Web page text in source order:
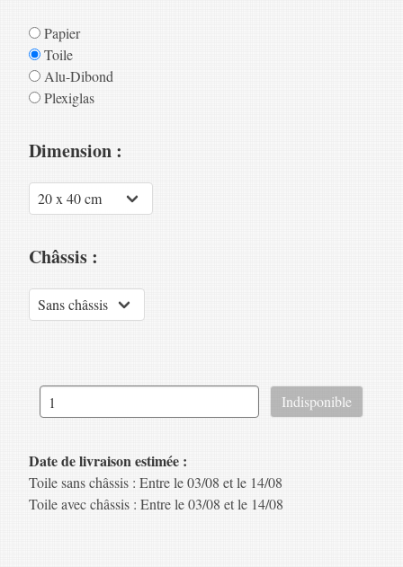
Papier
Toile
Alu-Dibond
Plexiglas
Dimension :
Châssis :
Date de livraison estimée :
Toile sans châssis : Entre le 03/08 et le 14/08
Toile avec châssis : Entre le 03/08 et le 14/08